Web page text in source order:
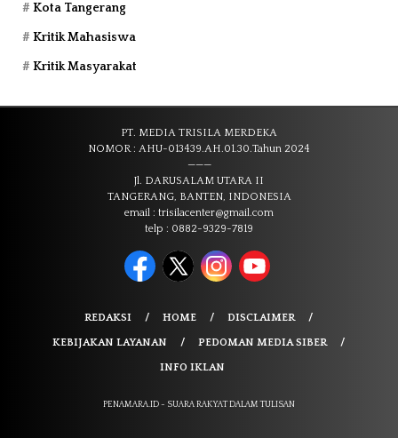
Kota Tangerang
Kritik Mahasiswa
Kritik Masyarakat
PT. MEDIA TRISILA MERDEKA
NOMOR : AHU-013439.AH.01.30.Tahun 2024
———
Jl. DARUSALAM UTARA II
TANGERANG, BANTEN, INDONESIA
email : trisilacenter@gmail.com
telp : 0882-9329-7819
REDAKSI HOME DISCLAIMER
KEBIJAKAN LAYANAN PEDOMAN MEDIA SIBER
INFO IKLAN
PENAMARA.ID - SUARA RAKYAT DALAM TULISAN